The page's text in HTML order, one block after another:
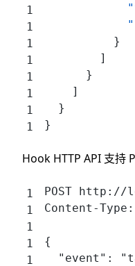
          }
        ]
      }
    ]
  }
}
Hook HTTP API 支持
POST
Content-
{
"event":